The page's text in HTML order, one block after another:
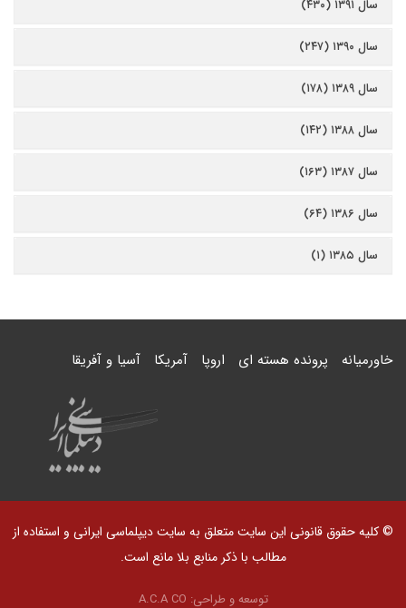
سال ۱۳۹۱ (۴۳۰)
سال ۱۳۹۰ (۲۴۷)
سال ۱۳۸۹ (۱۷۸)
سال ۱۳۸۸ (۱۴۲)
سال ۱۳۸۷ (۱۶۳)
سال ۱۳۸۶ (۶۴)
سال ۱۳۸۵ (۱)
خاورمیانه پرونده هسته ای اروپا آمریکا آسیا و آفریقا
© کلیه حقوق قانونی این سایت متعلق به سایت دیپلماسی ایرانی و استفاده از
مطالب با ذکر منابع بلا مانع است.
توسعه و طراحی: A.C.A CO